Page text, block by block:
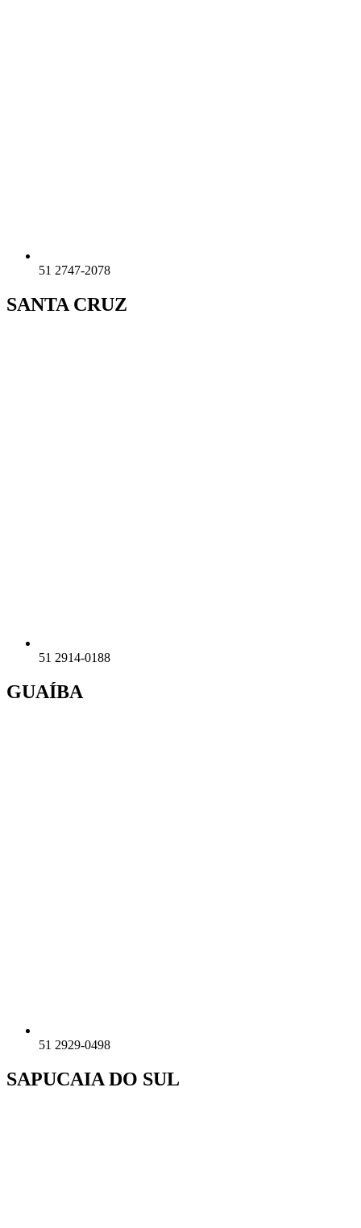
51 2747-2078
SANTA CRUZ
51 2914-0188
GUAÍBA
51 2929-0498
SAPUCAIA DO SUL